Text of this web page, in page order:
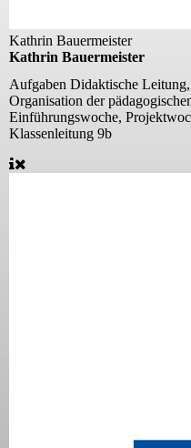
Kathrin Bauermeister
Kathrin Bauermeister
Aufgaben Didaktische
Organisation der
Einführungswoche,
Klassenleitung 9b